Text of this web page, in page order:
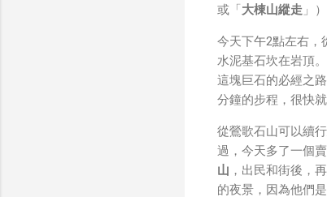
時，會強制要求
秒級傳完，從眼
未經編碼的方式
大）。 後來因為 ...
或「 大棟山縱走 」
今天下午2點左右，
水泥基石坎在岩頂
這塊巨石的必經之
分鐘的步程，很快
從鶯歌石山可以續行
過，今天多了一個
山 ，出民和街後，
的夜景，因為他們